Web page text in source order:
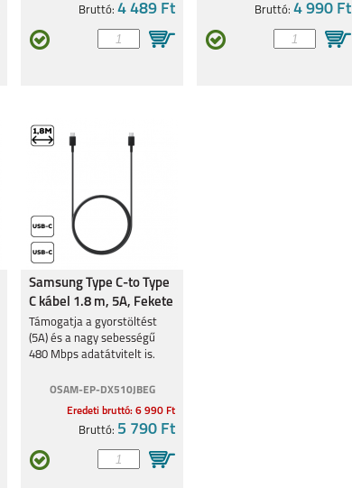
Bruttó: 4 489 Ft Bruttó: 4 990 Ft
Samsung Type C-to Type
C kábel 1.8 m, 5A, Fekete
Támogatja a gyorstöltést
(5A) és a nagy sebességű
480 Mbps adatátvitelt is.
OSAM-EP-DX510JBEG
Eredeti bruttó: 6 990 Ft
Bruttó: 5 790 Ft